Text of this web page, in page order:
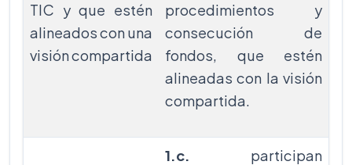
TIC y que estén
alineados con una
visión compartida
procedimientos y
consecución de
fondos, que estén
alineadas con la visión
compartida.
1.c. participan